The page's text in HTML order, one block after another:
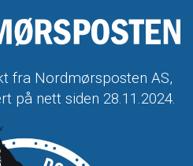
fra Nordmørsposten AS,
på nett siden 28.11.2024.